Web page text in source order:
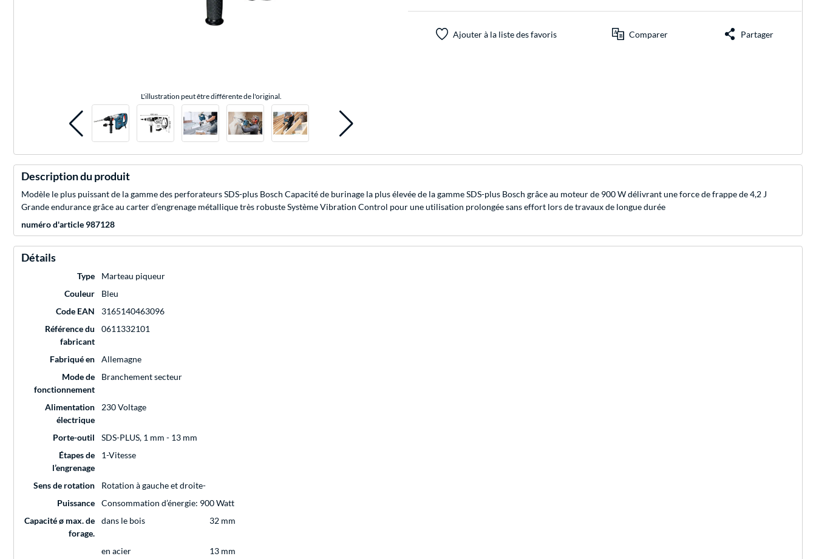
L'illustration peut être différente de l'original.
Ajouter à la liste des favoris Comparer Partager
Description du produit
Modèle le plus puissant de la gamme des perforateurs SDS-plus Bosch Capacité de burinage la plus élevée de la gamme SDS-plus Bosch grâce au moteur de 900 W délivrant une force de frappe de 4,2 J
Grande endurance grâce au carter d’engrenage métallique très robuste Système Vibration Control pour une utilisation prolongée sans effort lors de travaux de longue durée
numéro d'article 987128
Détails
Type
Marteau piqueur
Couleur
Bleu
Code EAN
3165140463096
Référence du
fabricant
0611332101
Fabriqué en
Allemagne
Mode de
fonctionnement
Branchement secteur
Alimentation
électrique
230 Voltage
Porte-outil
SDS-PLUS, 1 mm - 13 mm
Étapes de
l’engrenage
1-Vitesse
Sens de rotation
Rotation à gauche et droite-
Puissance
Consommation d’énergie: 900 Watt
Capacité ø max. de
forage.
dans le bois 32 mm
en acier
13 mm